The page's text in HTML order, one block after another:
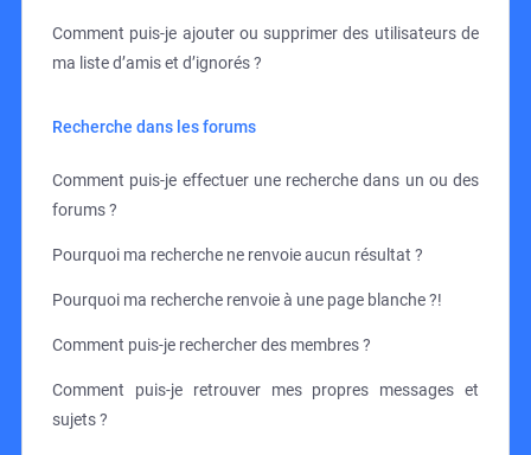
Comment puis-je ajouter ou supprimer des utilisateurs de
ma liste d’amis et d’ignorés ?
Recherche dans les forums
Comment puis-je effectuer une recherche dans un ou des
forums ?
Pourquoi ma recherche ne renvoie aucun résultat ?
Pourquoi ma recherche renvoie à une page blanche ?!
Comment puis-je rechercher des membres ?
Comment puis-je retrouver mes propres messages et
sujets ?